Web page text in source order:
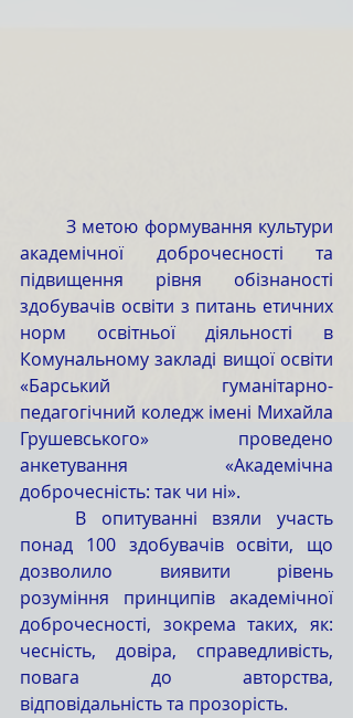
академічної доброчесності та
підвищення рівня обізнаності
здобувачів освіти з питань етичних
норм освітньої діяльності в
Комунальному закладі вищої освіти
«Барський гуманітарно-
педагогічний коледж імені Михайла
Грушевського» проведено
анкетування «Академічна
доброчесність: так чи ні».
понад 100 здобувачів освіти, що
дозволило виявити рівень
розуміння принципів академічної
доброчесності, зокрема таких, як:
чесність, довіра, справедливість,
повага до авторства,
відповідальність та прозорість.